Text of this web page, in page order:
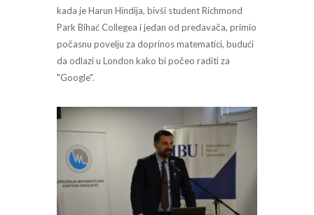
kada je Harun Hindija, bivši student Richmond
Park Bihać Collegea i jedan od predavača, primio
počasnu povelju za doprinos matematici, budući
da odlazi u London kako bi počeo raditi za
"Google".